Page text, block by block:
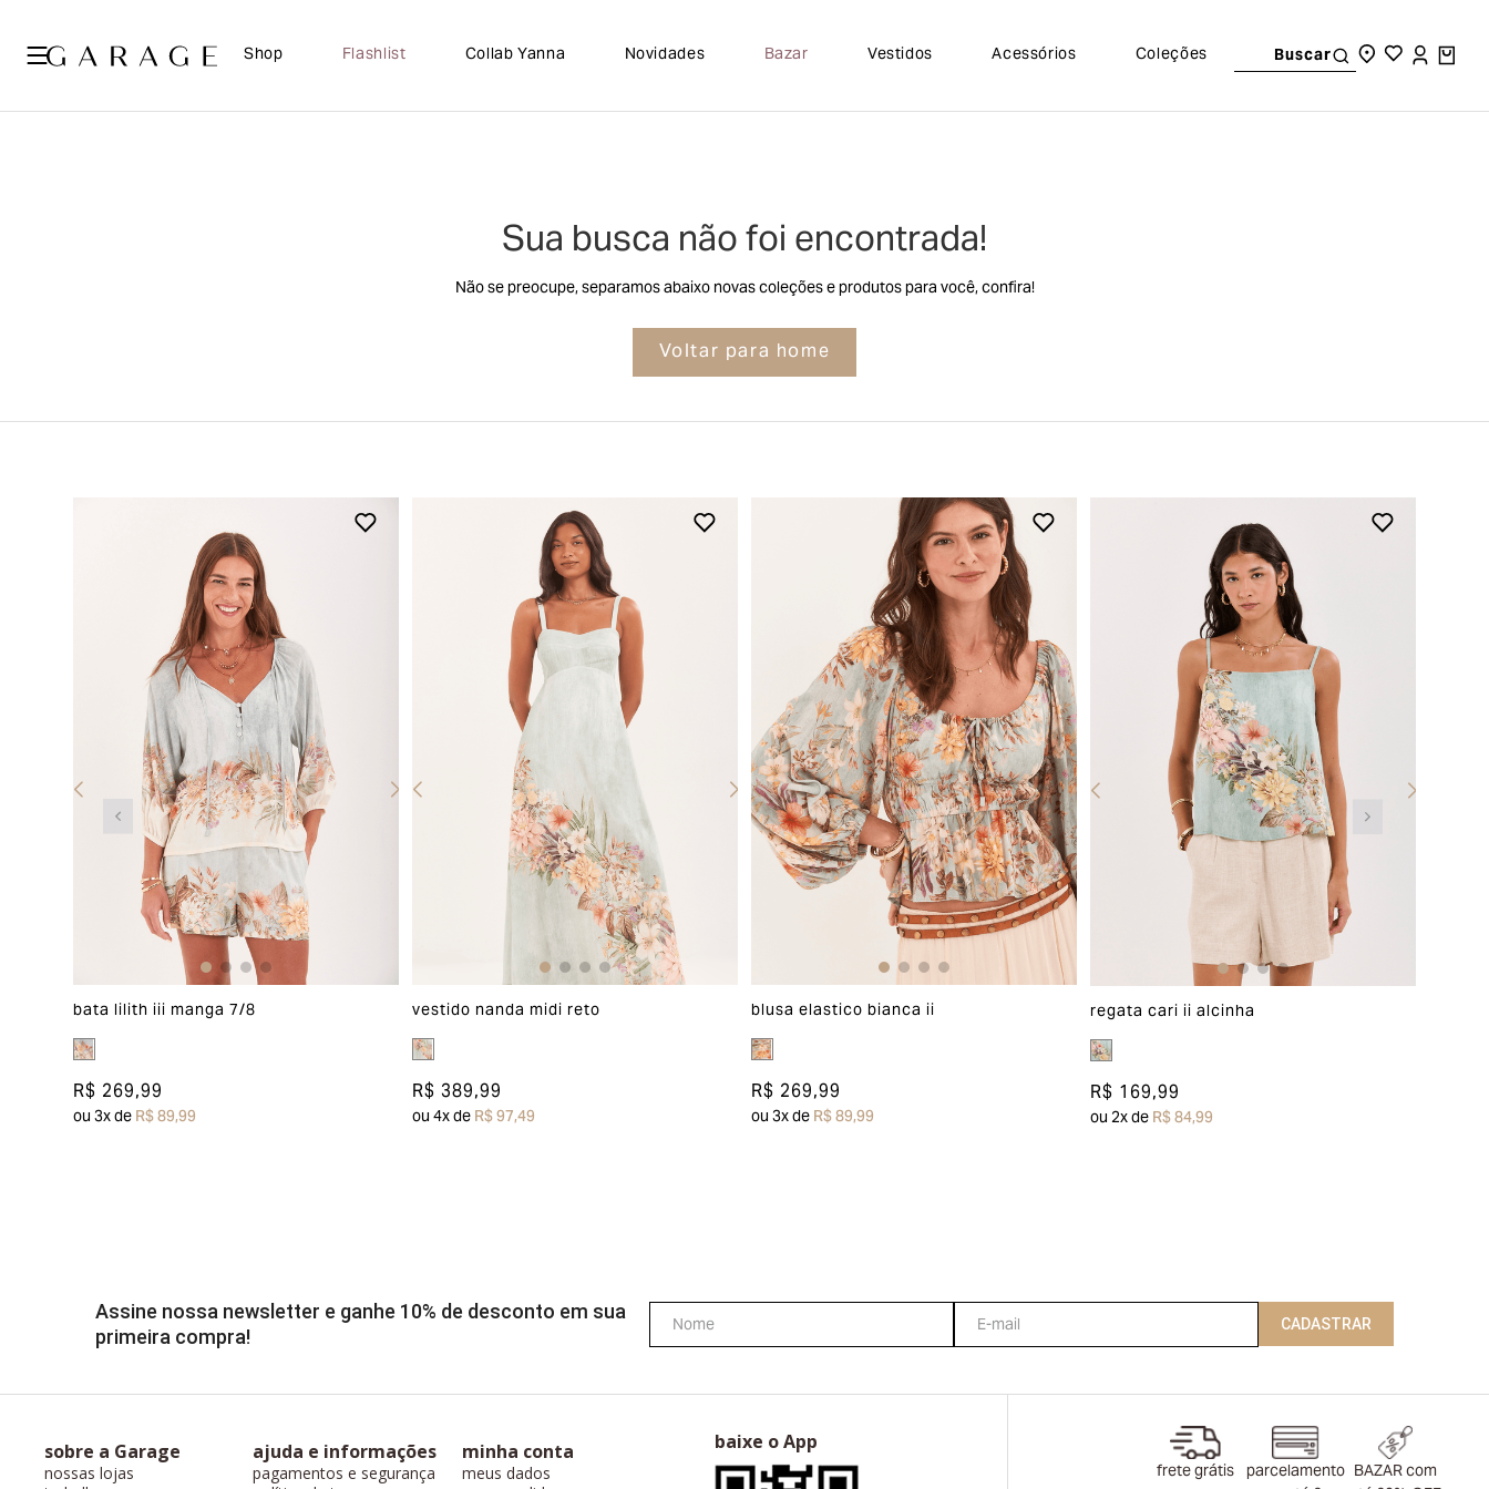
Shop Flashlist Collab Yanna Novidades Bazar Vestidos Acessórios Coleções Buscar
Sua busca não foi encontrada!
Não se preocupe, separamos abaixo novas coleções e produtos para você, confira!
Voltar para home
bata lilith iii manga 7/8
R$ 269,99
ou3x deR$ 89,99
vestido nanda midi reto
R$ 389,99
ou4x deR$ 97,49
blusa elastico bianca ii
R$ 269,99
ou3x deR$ 89,99
regata cari ii alcinha
R$ 169,99
ou2x deR$ 84,99
Assine nossa newsletter e ganhe 10% de desconto em sua
primeira compra!
CADASTRAR
sobre a Garage
nossas lojas
ajuda e informações
pagamentos e segurança
minha conta
meus dados
baixe o App
frete grátis parcelamento BAZAR com